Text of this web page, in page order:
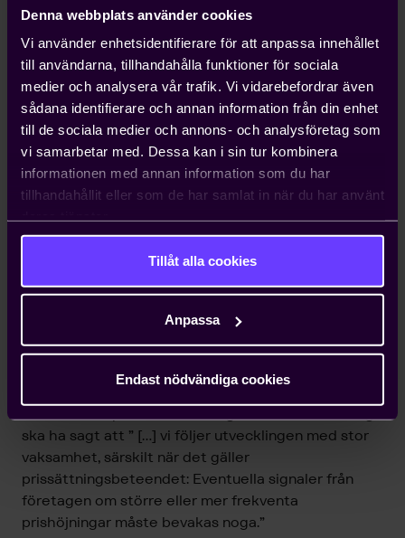
Denna webbplats använder cookies
Vi använder enhetsidentifierare för att anpassa innehållet
till användarna, tillhandahålla funktioner för sociala
medier och analysera vår trafik. Vi vidarebefordrar även
sådana identifierare och annan information från din enhet
till de sociala medier och annons- och analysföretag som
vi samarbetar med. Dessa kan i sin tur kombinera
informationen med annan information som du har
tillhandahållit eller som de har samlat in när du har använt
Tillåt alla cookies
Anpassa
Endast nödvändiga cookies
Veckans konjunkturbarometer levererade fler
oroande signaler. Inflationsförväntningar bland
hushållen steg (se diagram 4). Även om
inflationsförväntningarna i sig inte är särskilt
inflationsutvecklingen, kan de ändå ha betydelse för
prisutvecklingen. Vidare indikerar undersökningen
att en större andel av de tillfrågade företagen
väntar sig högre försäljningspriser de kommande tre
ska ha sagt att ” […] vi följer utvecklingen med stor
vaksamhet, särskilt när det gäller
prissättningsbeteendet: Eventuella signaler från
företagen om större eller mer frekventa
prishöjningar måste bevakas noga.”